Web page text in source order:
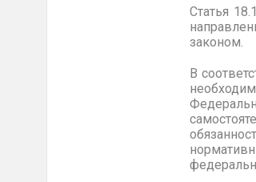
Статья
законом.
В